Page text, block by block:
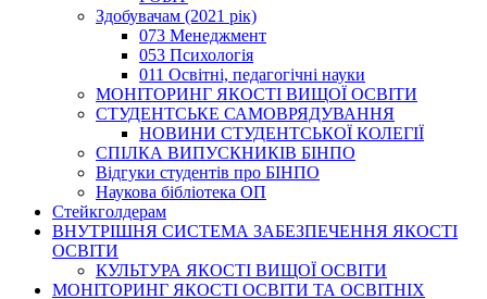
Здобувачам (2021 рік)
073 Менеджмент
053 Психологія
011 Освітні, педагогічні науки
МОНІТОРИНГ ЯКОСТІ ВИЩОЇ ОСВІТИ
СТУДЕНТСЬКЕ САМОВРЯДУВАННЯ
НОВИНИ СТУДЕНТСЬКОЇ КОЛЕГІЇ
СПІЛКА ВИПУСКНИКІВ БІНПО
Відгуки студентів про БІНПО
Наукова бібліотека ОП
Стейкголдерам
ВНУТРІШНЯ СИСТЕМА ЗАБЕЗПЕЧЕННЯ ЯКОСТІ
ОСВІТИ
КУЛЬТУРА ЯКОСТІ ВИЩОЇ ОСВІТИ
МОНІТОРИНГ ЯКОСТІ ОСВІТИ ТА ОСВІТНІХ